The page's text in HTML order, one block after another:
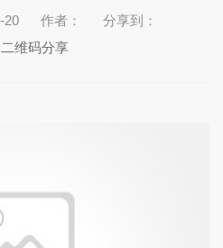
20 作者：
分享到：
二维码分享